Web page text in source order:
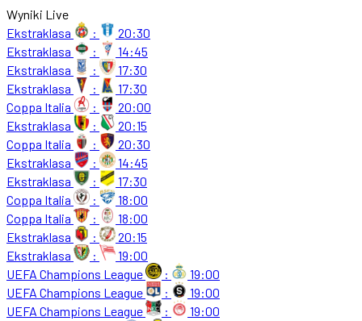
Wyniki Live
Ekstraklasa
:
20:30
Ekstraklasa
:
14:45
Ekstraklasa
:
17:30
Ekstraklasa
:
17:30
Coppa Italia
:
20:00
Ekstraklasa
:
20:15
Coppa Italia
:
20:30
Ekstraklasa
:
14:45
Ekstraklasa
:
17:30
Coppa Italia
:
18:00
Coppa Italia
:
18:00
Ekstraklasa
:
20:15
Ekstraklasa
:
19:00
UEFA Champions League
:
19:00
UEFA Champions League
:
19:00
UEFA Champions League
:
19:00